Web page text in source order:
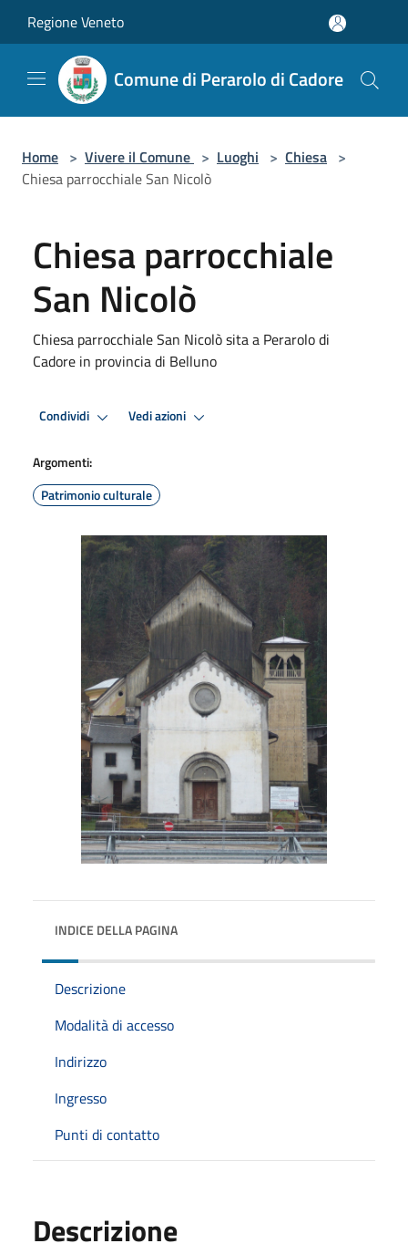
Regione Veneto
Comune di Perarolo di Cadore
Home > Vivere il Comune > Luoghi > Chiesa >
Chiesa parrocchiale San Nicolò
Chiesa parrocchiale
San Nicolò
Chiesa parrocchiale San Nicolò sita a Perarolo di
Cadore in provincia di Belluno
Condividi Vedi azioni
Argomenti:
Patrimonio culturale
INDICE DELLA PAGINA
Descrizione
Modalità di accesso
Indirizzo
Ingresso
Punti di contatto
Descrizione